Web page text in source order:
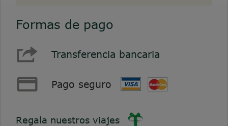
Formas de pago
Transferencia bancaria
Pago seguro
Regala nuestros viajes